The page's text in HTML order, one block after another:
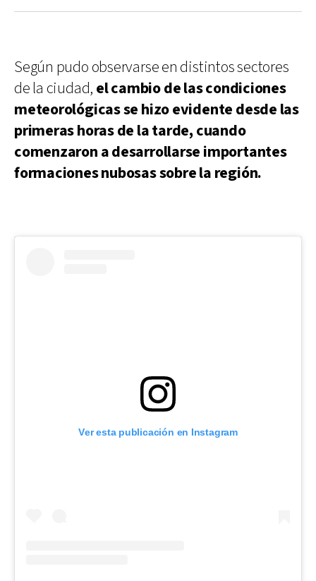
Según pudo observarse en distintos sectores
de la ciudad, el cambio de las condiciones
meteorológicas se hizo evidente desde las
primeras horas de la tarde, cuando
comenzaron a desarrollarse importantes
formaciones nubosas sobre la región.
Ver esta publicación en Instagram